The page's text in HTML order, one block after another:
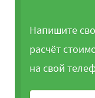
Напишите
расчёт
на свой